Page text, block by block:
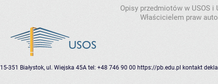
Opisy przedmiotów w USOS
Właścicielem praw
15-351 Białystok, ul. Wiejska 45A tel: +48 746 90 00 https://pb.edu.pl kontakt